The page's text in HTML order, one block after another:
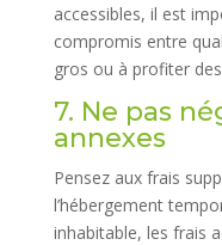
accessibles, il est
compromis entre
gros ou à profiter
7. Ne pas
annexes
Pensez aux frais
l’hébergement
inhabitable, les frais